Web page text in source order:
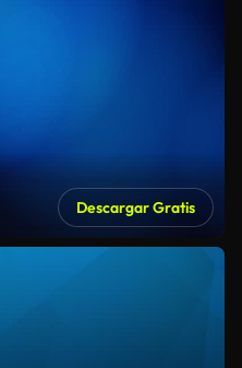
Descargar Gratis